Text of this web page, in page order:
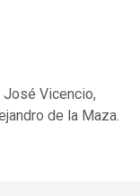
José Vicencio,
de la Maza.